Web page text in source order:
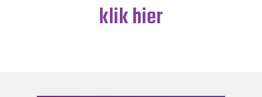
klik hier